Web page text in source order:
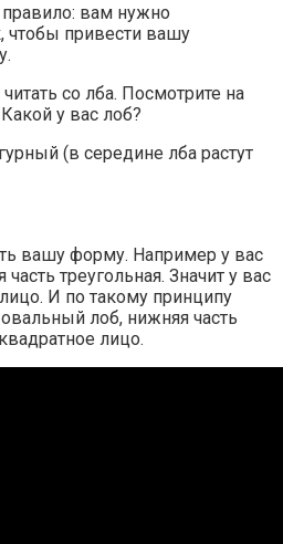
вам нужно
чтобы привести вашу
со лба. Посмотрите на
у вас лоб?
(в середине лба растут
вашу форму. Например у вас
треугольная. Значит у вас
И по такому принципу
лоб, нижняя часть
лицо.